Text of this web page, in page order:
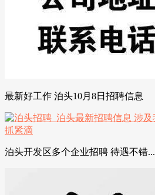
最新好工作 泊头10月8日招聘信息
泊头开发区多个企业招聘 待遇不错...